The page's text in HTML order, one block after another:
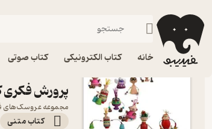
خانه کتاب الکترونیکی کتاب صوتی
فیدیبو کتاب الکترونیکی
پرورش فکری
مجموعه عروسک‌های
کتاب متنی